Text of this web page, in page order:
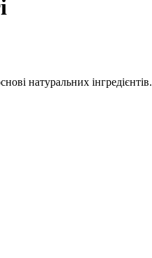
натуральних інгредієнтів.